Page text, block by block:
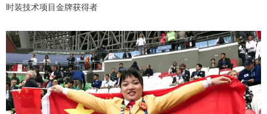
时装技术项目金牌获得者